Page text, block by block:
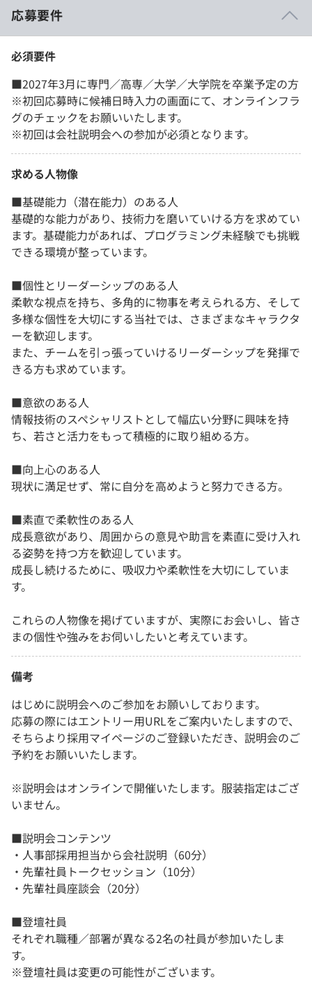
応募要件
必須要件
■2027年3月に専門／高専／大学／大学院を卒業予定の方
※初回応募時に候補日時入力の画面にて、オンラインフラ
グのチェックをお願いいたします。
※初回は会社説明会への参加が必須となります。
求める人物像
■基礎能力（潜在能力）のある人
基礎的な能力があり、技術力を磨いていける方を求めてい
ます。基礎能力があれば、プログラミング未経験でも挑戦
できる環境が整っています。
■個性とリーダーシップのある人
柔軟な視点を持ち、多角的に物事を考えられる方、そして
多様な個性を大切にする当社では、さまざまなキャラクタ
ーを歓迎します。
また、チームを引っ張っていけるリーダーシップを発揮で
きる方も求めています。
■意欲のある人
情報技術のスペシャリストとして幅広い分野に興味を持
ち、若さと活力をもって積極的に取り組める方。
■向上心のある人
現状に満足せず、常に自分を高めようと努力できる方。
■素直で柔軟性のある人
成長意欲があり、周囲からの意見や助言を素直に受け入れ
る姿勢を持つ方を歓迎しています。
成長し続けるために、吸収力や柔軟性を大切にしていま
す。
これらの人物像を掲げていますが、実際にお会いし、皆さ
まの個性や強みをお伺いしたいと考えています。
備考
はじめに説明会へのご参加をお願いしております。
応募の際にはエントリー用URLをご案内いたしますので、
そちらより採用マイページのご登録いただき、説明会のご
予約をお願いいたします。
※説明会はオンラインで開催いたします。服装指定はござ
いません。
■説明会コンテンツ
・人事部採用担当から会社説明（60分）
・先輩社員トークセッション（10分）
・先輩社員座談会（20分）
■登壇社員
それぞれ職種／部署が異なる2名の社員が参加いたしま
す。
※登壇社員は変更の可能性がございます。